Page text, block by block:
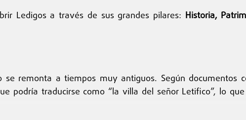
Ledigos a través de sus grandes pilares: Historia,
remonta a tiempos muy antiguos. Según documentos
podría traducirse como “la villa del señor Letifico”, lo